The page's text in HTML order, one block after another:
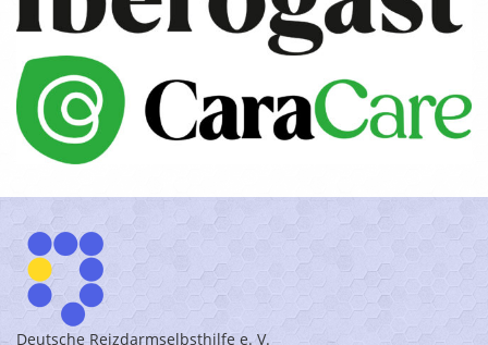
Deutsche Reizdarmselbsthilfe e. V.